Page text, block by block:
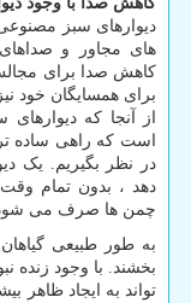
دیوارهای سبز
های مجاور و
کاهش صدا برای
برای همسایگان خود
از آنجا که
است که راهی ساده
در نظر بگیریم. یک
دهد ، بدون تمام
چمن ها صرف می
به طور طبیعی
بخشند. با وجود زنده
تواند به ایجاد ظاهر